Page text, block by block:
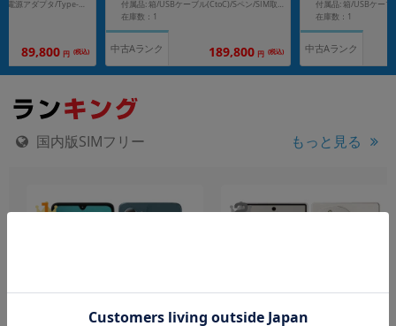
付属品: 箱/保護ケース/電源アダプタ/Type-Cケーブル/SIMピン/取扱説明書
89,800 円 (税込)
付属品: 箱/USBケーブル(CtoC)/Sペン/SIM取り出し用ピン/マニュアル
在庫数：1
中古Aランク 189,800 円 (税込)
在庫数：1
中古Aランク
国内版SIMフリー もっと見る